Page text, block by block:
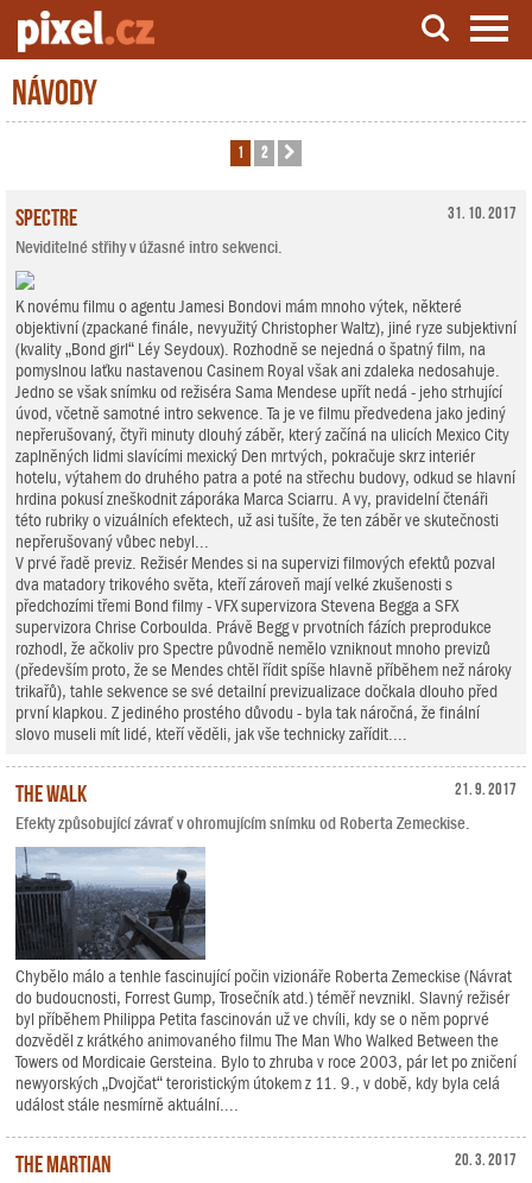
Server o natáčení a zpracování videa
Návody
1 2
31. 10. 2017
Spectre
Neviditelné střihy v úžasné intro sekvenci.
K novému filmu o agentu Jamesi Bondovi mám mnoho výtek, některé
objektivní (zpackané finále, nevyužitý Christopher Waltz), jiné ryze subjektivní
(kvality „Bond girl“ Léy Seydoux). Rozhodně se nejedná o špatný film, na
pomyslnou laťku nastavenou Casinem Royal však ani zdaleka nedosahuje.
Jedno se však snímku od režiséra Sama Mendese upřít nedá - jeho strhující
úvod, včetně samotné intro sekvence. Ta je ve filmu předvedena jako jediný
nepřerušovaný, čtyři minuty dlouhý záběr, který začíná na ulicích Mexico City
zaplněných lidmi slavícími mexický Den mrtvých, pokračuje skrz interiér
hotelu, výtahem do druhého patra a poté na střechu budovy, odkud se hlavní
hrdina pokusí zneškodnit záporáka Marca Sciarru. A vy, pravidelní čtenáři
této rubriky o vizuálních efektech, už asi tušíte, že ten záběr ve skutečnosti
nepřerušovaný vůbec nebyl...
V prvé řadě previz. Režisér Mendes si na supervizi filmových efektů pozval
dva matadory trikového světa, kteří zároveň mají velké zkušenosti s
předchozími třemi Bond filmy - VFX supervizora Stevena Begga a SFX
supervizora Chrise Corboulda. Právě Begg v prvotních fázích preprodukce
rozhodl, že ačkoliv pro Spectre původně nemělo vzniknout mnoho previzů
(především proto, že se Mendes chtěl řídit spíše hlavně příběhem než nároky
trikařů), tahle sekvence se své detailní previzualizace dočkala dlouho před
první klapkou. Z jediného prostého důvodu - byla tak náročná, že finální
slovo museli mít lidé, kteří věděli, jak vše technicky zařídit....
21. 9. 2017
The Walk
Efekty způsobující závrať v ohromujícím snímku od Roberta Zemeckise.
Chybělo málo a tenhle fascinující počin vizionáře Roberta Zemeckise (Návrat
do budoucnosti, Forrest Gump, Trosečník atd.) téměř nevznikl. Slavný režisér
byl příběhem Philippa Petita fascinován už ve chvíli, kdy se o něm poprvé
dozvěděl z krátkého animovaného filmu The Man Who Walked Between the
Towers od Mordicaie Gersteina. Bylo to zhruba v roce 2003, pár let po zničení
newyorských „Dvojčat“ teroristickým útokem z 11. 9., v době, kdy byla celá
událost stále nesmírně aktuální....
20. 3. 2017
The Martian